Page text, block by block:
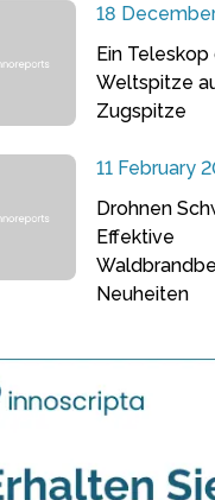
18
Ein Teleskop
Weltspitze
Zugspitze
11 February
Drohnen
Effektive
Neuheiten